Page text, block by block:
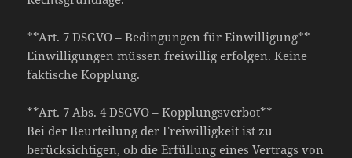
**Art. 7 DSGVO – Bedingungen für Einwilligung**
Einwilligungen müssen freiwillig erfolgen. Keine
faktische Kopplung.
**Art. 7 Abs. 4 DSGVO – Kopplungsverbot**
Bei der Beurteilung der Freiwilligkeit ist zu
berücksichtigen, ob die Erfüllung eines Vertrags von